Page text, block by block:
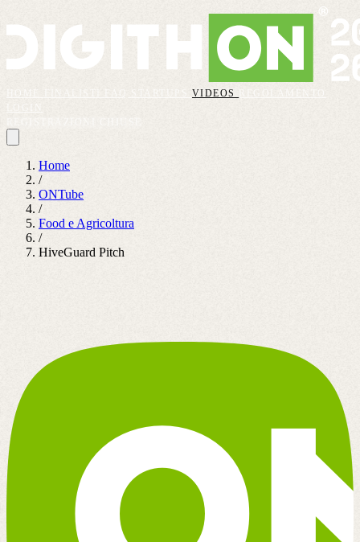
VIDEOS
REGOLAMENTO
Home
/
ONTube
/
Food e Agricoltura
/
HiveGuard Pitch